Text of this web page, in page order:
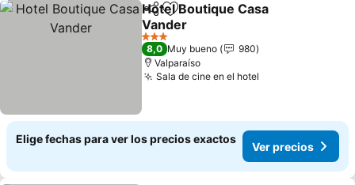
CompartirAgregar a favoritos
Hotel Boutique Casa
Vander
Ver precios
3 Estrellas
8,0 Muy bueno
980
Valparaíso
Sala de cine en el hotel
Elige fechas para ver los precios exactos
Ver precios